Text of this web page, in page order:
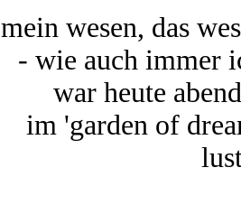
mein wesen, das
- wie auch immer
war heute
im 'garden of